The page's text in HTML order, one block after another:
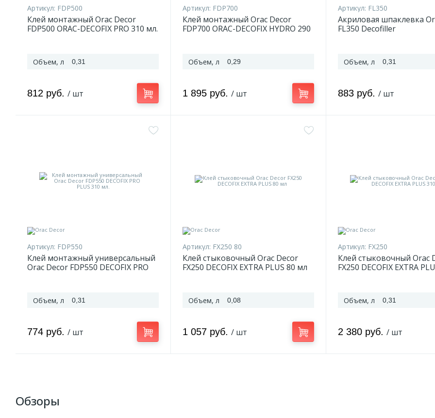
Артикул: FDP500
Клей монтажный Orac Decor
FDP500 ORAC-DECOFIX PRO 310 мл.
Объем, л 0,31
812 руб. / шт
Артикул: FDP700
Клей монтажный Orac Decor
FDP700 ORAC-DECOFIX HYDRO 290
Объем, л 0,29
1 895 руб. / шт
Артикул: FL350
Акриловая шпаклевка
FL350 Decofiller
Объем, л 0,31
883 руб. / шт
Артикул: FDP550
Клей монтажный универсальный
Orac Decor FDP550 DECOFIX PRO
Объем, л 0,31
774 руб. / шт
Артикул: FX250 80
Клей стыковочный Orac Decor
FX250 DECOFIX EXTRA PLUS 80 мл
Объем, л 0,08
1 057 руб. / шт
Артикул: FX250
Клей стыковочный Orac
FX250 DECOFIX EXTRA
Объем, л 0,31
2 380 руб. / шт
Обзоры